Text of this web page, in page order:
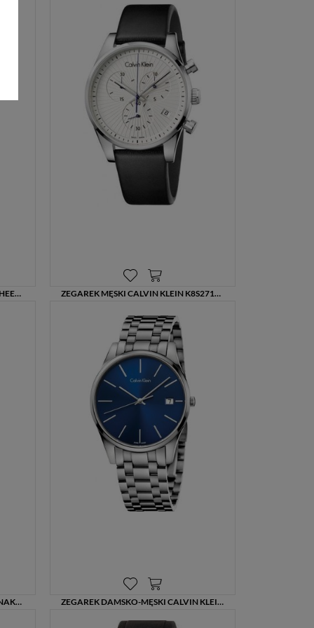
1119,00 zł
ZEGAREK DAMSKI CALVIN KLEIN CHEERS K8NU3YZX – STYL, BŁYSK I PRECYZJA ZEGAREK MĘSKI CALVIN KLEIN K8S271C6 – BIAŁY CYFERBLAT, CZARNY SKÓRZANY PASEK, CHRONOGRAF, WODOSZCZELNOŚĆ 50M
1349,00 zł
ZEGAREK DAMSKI CALVIN KLEIN SNAKE K6E23646 – ELEGANCJA W RÓŻOWYM ZŁOCIE ZEGAREK DAMSKO-MĘSKI CALVIN KLEIN TIME K4N2314N 36 MM GRANATOWY – GRAWER GRATIS
1199,00 zł